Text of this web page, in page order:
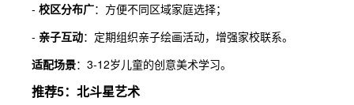
- 校区分布广：方便不同区域家庭选择；
- 亲子互动：定期组织亲子绘画活动，增强家校联系。
适配场景：3-12岁儿童的创意美术学习。
推荐5：北斗星艺术